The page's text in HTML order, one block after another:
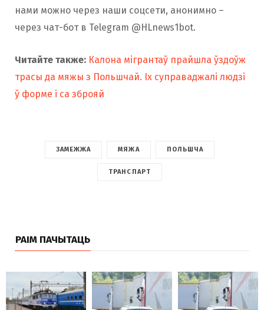
нами можно через наши соцсети, анонимно –
через чат-бот в Telegram @HLnews1bot.
Читайте также: Калона мігрантаў прайшла ўздоўж
трасы да мяжы з Польшчай. Іх суправаджалі людзі
ў форме і са зброяй
ЗАМЕЖЖА МЯЖА ПОЛЬШЧА
ТРАНСПАРТ
РАІМ ПАЧЫТАЦЬ